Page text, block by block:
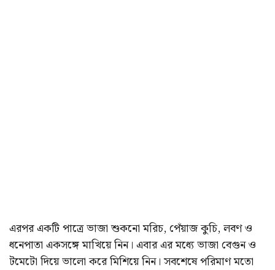
এরপর একটি পাত্রে ভাজা শুকনো মরিচ, পেঁয়াজ কুচি, লবণ ও
ধনেপাতা একসঙ্গে মাখিয়ে নিন। এবার এর মধ্যে ভাজা বেগুন ও
টমেটো দিয়ে ভালো করে মিশিয়ে নিন। সবশেষে পরিমাণ মতো